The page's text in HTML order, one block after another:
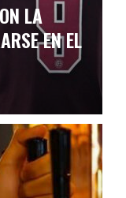
LA
EN EL